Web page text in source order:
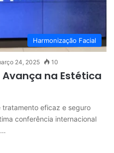
Harmonização Facial
24, 2025 10
Avança na Estética
tratamento eficaz e seguro
conferência internacional